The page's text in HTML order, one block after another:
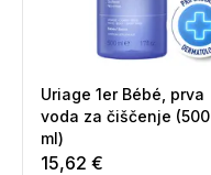
Uriage 1er Bébé, prva
voda za čiščenje (500
ml)
15,62 €